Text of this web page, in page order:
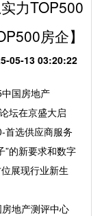
力TOP500
房企】
05-13 03:20:22
国房地产
坛在京盛大启
首选供应商服务
”的新要求和数字
展现行业新生
地产测评中心